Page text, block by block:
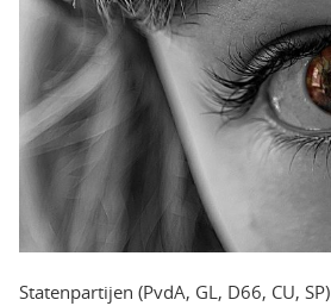
Statenpartijen (PvdA, GL, D66, CU, SP)